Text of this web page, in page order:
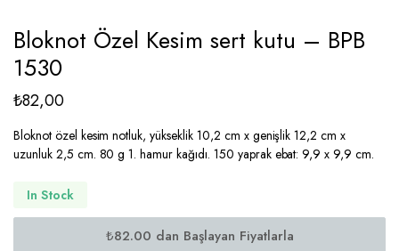
Bloknot Özel Kesim sert kutu – BPB
1530
₺82,00
Bloknot özel kesim notluk, yükseklik 10,2 cm x genişlik 12,2 cm x
uzunluk 2,5 cm. 80 g 1. hamur kağıdı. 150 yaprak ebat: 9,9 x 9,9 cm.
In Stock